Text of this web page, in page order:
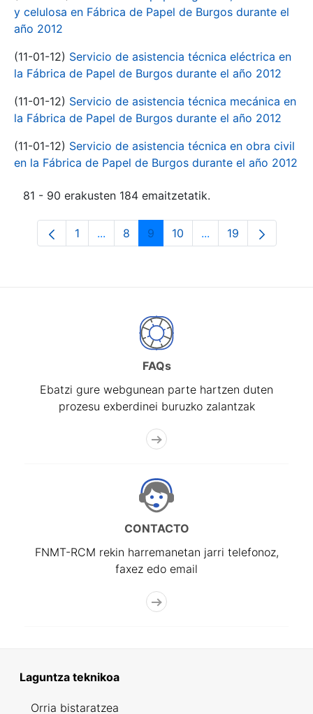
y celulosa en Fábrica de Papel de Burgos durante el
año 2012
(11-01-12) Servicio de asistencia técnica eléctrica en
la Fábrica de Papel de Burgos durante el año 2012
(11-01-12) Servicio de asistencia técnica mecánica en
la Fábrica de Papel de Burgos durante el año 2012
(11-01-12) Servicio de asistencia técnica en obra civil
en la Fábrica de Papel de Burgos durante el año 2012
81 - 90 erakusten 184 emaitzetatik.
Orrialdea
1 ...Intermediate Pages Use TAB to
Orrialdea
8 Orrialdea
9 Orrialdea
10 ...Intermediate Pages
Orrialdea
19
FAQs
Ebatzi gure webgunean parte hartzen duten
prozesu exberdinei buruzko zalantzak
CONTACTO
FNMT-RCM rekin harremanetan jarri telefonoz,
faxez edo email
Laguntza teknikoa
Orria bistaratzea